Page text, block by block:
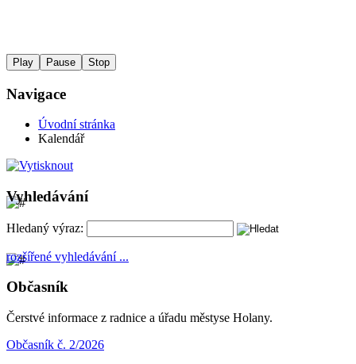
Play Pause Stop
Navigace
Úvodní stránka
Kalendář
Vyhledávání
Hledaný výraz:
rozšířené vyhledávání ...
Občasník
Čerstvé informace z radnice a úřadu městyse Holany.
Občasník č. 2/2026